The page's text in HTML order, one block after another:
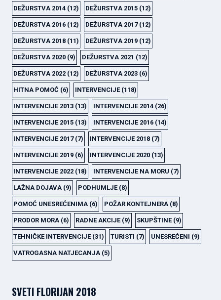
DEŽURSTVA 2014 (12) DEŽURSTVA 2015 (12)
DEŽURSTVA 2016 (12) DEŽURSTVA 2017(12)
DEŽURSTVA 2018 (11) DEŽURSTVA 2019 (12)
DEŽURSTVA 2020 (9) DEŽURSTVA 2021 (12)
DEŽURSTVA 2022 (12) DEŽURSTVA 2023 (6)
HITNA POMOĆ (6) INTERVENCIJE(118)
INTERVENCIJE 2013 (13) INTERVENCIJE 2014 (26)
INTERVENCIJE 2015 (13) INTERVENCIJE 2016 (14)
INTERVENCIJE 2017(7) INTERVENCIJE 2018 (7)
INTERVENCIJE 2019 (6) INTERVENCIJE 2020 (13)
INTERVENCIJE 2022 (18) INTERVENCIJE NA MORU (7)
LAŽNA DOJAVA (9) PODHUMLJE(8)
POMOĆ UNESREĆENIMA (6) POŽAR KONTEJNERA (8)
PRODOR MORA (6) RADNE AKCIJE(9) SKUPŠTINE(9)
TEHNIČKE INTERVENCIJE(31) TURISTI (7) UNESREĆENI (9)
VATROGASNA NATJECANJA (5)
SVETI FLORIJAN 2018